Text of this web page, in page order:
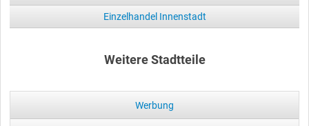
Einzelhandel Innenstadt
Weitere Stadtteile
Werbung